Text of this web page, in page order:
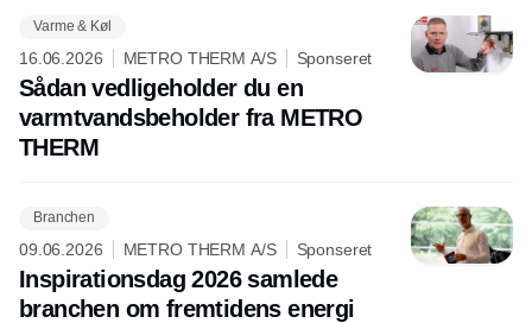
Varme & Køl
16.06.2026 METRO THERM A/S Sponseret
Sådan vedligeholder du en
varmtvandsbeholder fra METRO
THERM
Branchen
09.06.2026 METRO THERM A/S Sponseret
Inspirationsdag 2026 samlede
branchen om fremtidens energi